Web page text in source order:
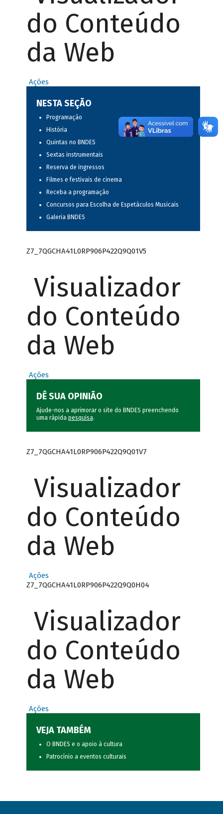
do Conteúdo
da Web
Ações
NESTA SEÇÃO
Programação
História
Quintas no BNDES
Sextas instrumentais
Reserva de ingressos
Filmes e festivais de cinema
Receba a programação
Concursos para Escolha de Espetáculos Musicais
Galeria BNDES
Z7_7QGCHA41L0RP906P422Q9Q01V5
Visualizador
do Conteúdo
da Web
Ações
DÊ SUA OPINIÃO
Ajude-nos a aprimorar o site do BNDES preenchendo
uma rápida pesquisa.
Z7_7QGCHA41L0RP906P422Q9Q01V7
Visualizador
do Conteúdo
da Web
Ações
Z7_7QGCHA41L0RP906P422Q9Q0H04
Visualizador
do Conteúdo
da Web
Ações
VEJA TAMBÉM
O BNDES e o apoio à cultura
Patrocínio a eventos culturais